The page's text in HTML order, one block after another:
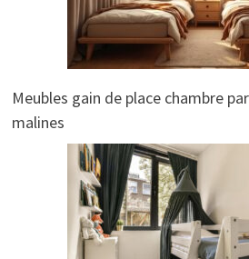
Meubles gain de place chambre
malines